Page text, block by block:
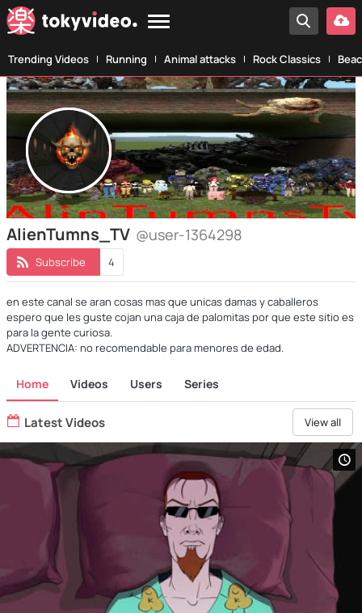
Trending Videos Running Animal attacks Rock Classics
AlienTumns_TV @user-1364298
Subscribe 4
en este canal se aran cosas mas que unicas damas y caballeros
espero que les guste cojan una caja de palomitas por que este sitio es
para la gente curiosa.
ADVERTENCIA: no recomendable para menores de edad.
Home Videos Users Series
Latest Videos View all